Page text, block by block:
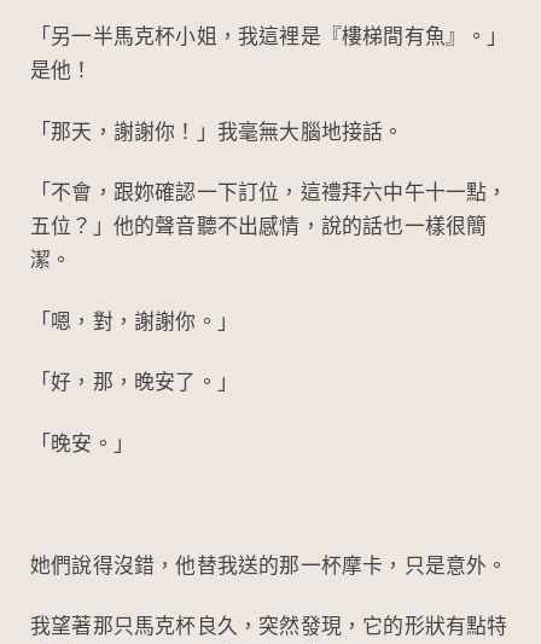
「另一半馬克杯小姐，我這裡是『樓梯間有魚』。」
是他！
「那天，謝謝你！」我毫無大腦地接話。
「不會，跟妳確認一下訂位，這禮拜六中午十一點，
五位？」他的聲音聽不出感情，說的話也一樣很簡
潔。
「嗯，對，謝謝你。」
「好，那，晚安了。」
「晚安。」
她們說得沒錯，他替我送的那一杯摩卡，只是意外。
我望著那只馬克杯良久，突然發現，它的形狀有點特